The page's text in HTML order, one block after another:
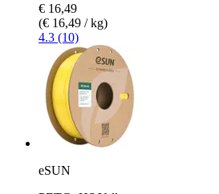
€ 16,49
(€ 16,49 / kg)
4.3 (10)
eSUN